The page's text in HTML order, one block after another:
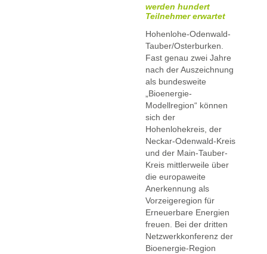
werden hundert
Teilnehmer erwartet
Hohenlohe-Odenwald-
Tauber/Osterburken.
Fast genau zwei Jahre
nach der Auszeichnung
als bundesweite
„Bioenergie-
Modellregion“ können
sich der
Hohenlohekreis, der
Neckar-Odenwald-Kreis
und der Main-Tauber-
Kreis mittlerweile über
die europaweite
Anerkennung als
Vorzeigeregion für
Erneuerbare Energien
freuen. Bei der dritten
Netzwerkkonferenz der
Bioenergie-Region